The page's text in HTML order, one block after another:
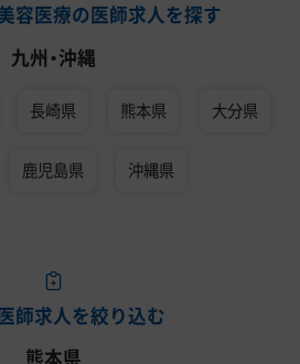
容医療の医師求人を探す
九州・沖縄
長崎県 熊本県 大分県
鹿児島県 沖縄県
師求人を絞り込む
熊本県